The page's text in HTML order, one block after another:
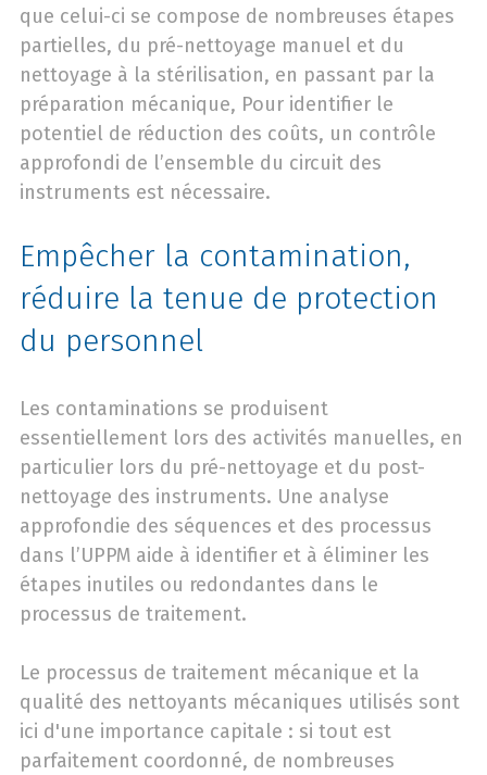
que celui-ci se compose de nombreuses étapes
partielles, du pré-nettoyage manuel et du
nettoyage à la stérilisation, en passant par la
préparation mécanique, Pour identifier le
potentiel de réduction des coûts, un contrôle
approfondi de l’ensemble du circuit des
instruments est nécessaire.
Empêcher la contamination,
réduire la tenue de protection
du personnel
Les contaminations se produisent
essentiellement lors des activités manuelles, en
particulier lors du pré-nettoyage et du post-
nettoyage des instruments. Une analyse
approfondie des séquences et des processus
dans l’UPPM aide à identifier et à éliminer les
étapes inutiles ou redondantes dans le
processus de traitement.
Le processus de traitement mécanique et la
qualité des nettoyants mécaniques utilisés sont
ici d'une importance capitale : si tout est
parfaitement coordonné, de nombreuses